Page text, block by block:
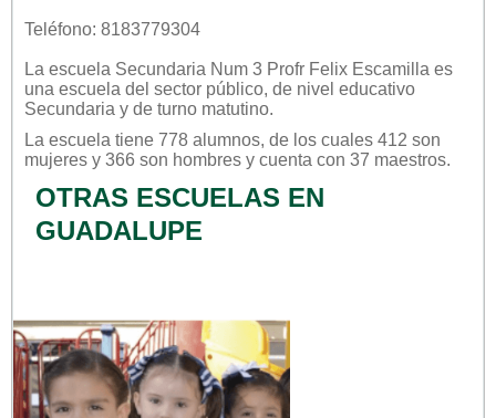
Teléfono: 8183779304
La escuela Secundaria Num 3 Profr Felix Escamilla es
una escuela del sector público, de nivel educativo
Secundaria y de turno matutino.
La escuela tiene 778 alumnos, de los cuales 412 son
mujeres y 366 son hombres y cuenta con 37 maestros.
OTRAS ESCUELAS EN
GUADALUPE